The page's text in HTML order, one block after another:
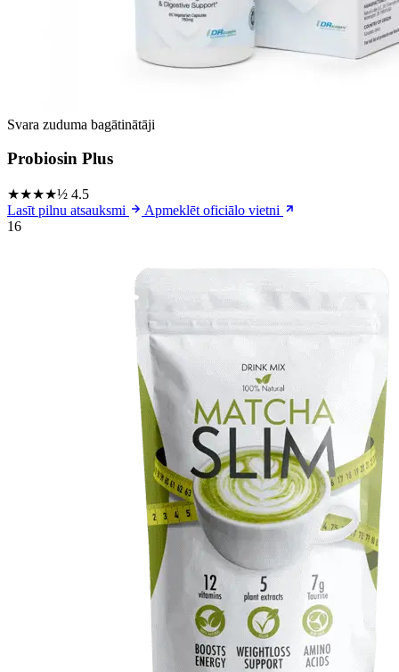
Svara zuduma bagātinātāji
Probiosin Plus
★★★★½ 4.5
Lasīt pilnu atsauksmi
Apmeklēt oficiālo vietni
16